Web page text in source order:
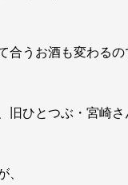
合うお酒も変わるの
旧ひとつぶ・宮崎
、